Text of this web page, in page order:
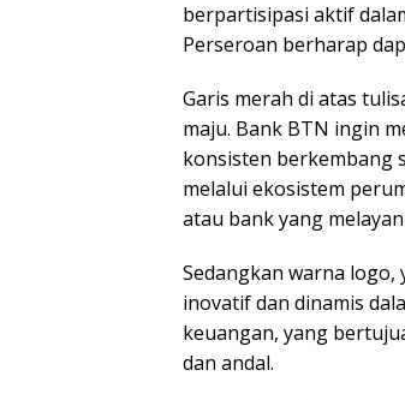
berpartisipasi aktif
Perseroan berharap
Garis merah di atas
maju. Bank BTN ingin
konsisten berkembang
melalui ekosistem
atau bank yang
Sedangkan warna logo,
inovatif dan dinamis
keuangan, yang
dan andal.